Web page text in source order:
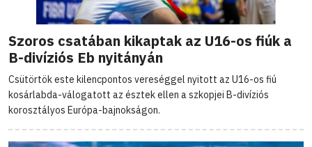
Szoros csatában kikaptak az U16-os fiúk a
B-divíziós Eb nyitányán
Csütörtök este kilencpontos vereséggel nyitott az U16-os fiú
kosárlabda-válogatott az észtek ellen a szkopjei B-divíziós
korosztályos Európa-bajnokságon.